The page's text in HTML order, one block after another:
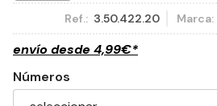
Ref.: 3.50.422.20 Marca:
envío desde 4,99€*
Números